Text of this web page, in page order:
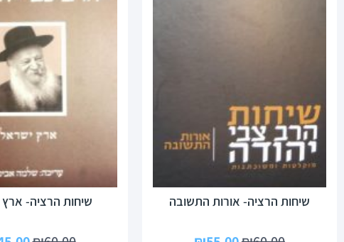
שיחות הרציה- אורות התשובה שיחות הרציה-